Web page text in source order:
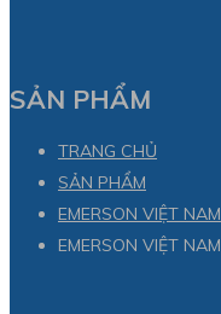
SẢN PHẨM
TRANG CHỦ
SẢN PHẨM
EMERSON VIỆT NAM
EMERSON VIỆT NAM